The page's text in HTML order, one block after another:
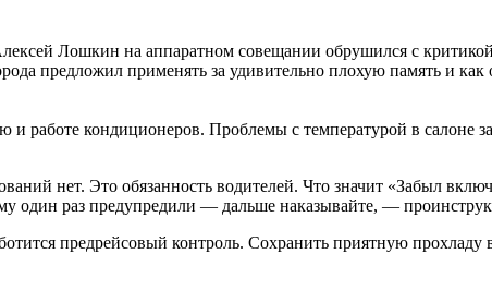
Лошкин на аппаратном совещании обрушился с
предложил применять за удивительно плохую память и как
работе кондиционеров. Проблемы с температурой в салоне
нет. Это обязанность водителей. Что значит «Забыл
один раз предупредили — дальше наказывайте, —
предрейсовый контроль. Сохранить приятную прохладу